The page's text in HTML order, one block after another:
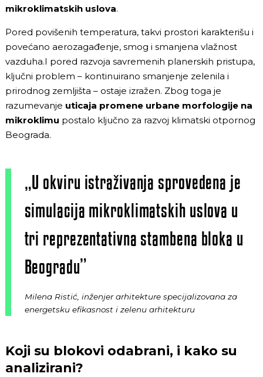
mikroklimatskih uslova.
Pored povišenih temperatura, takvi prostori karakterišu i
povećano aerozagađenje, smog i smanjena vlažnost
vazduha.I pored razvoja savremenih planerskih pristupa,
ključni problem – kontinuirano smanjenje zelenila i
prirodnog zemljišta – ostaje izražen. Zbog toga je
razumevanje uticaja promene urbane morfologije na
mikroklimu postalo ključno za razvoj klimatski otpornog
Beograda.
„U okviru istraživanja sprovedena je
simulacija mikroklimatskih uslova u
tri reprezentativna stambena bloka u
Beogradu”
Milena Ristić, inženjer arhitekture specijalizovana za
energetsku efikasnost i zelenu arhitekturu
Koji su blokovi odabrani, i kako su
analizirani?